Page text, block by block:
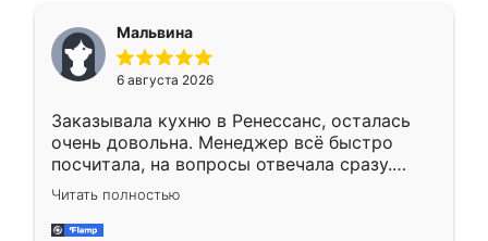
меньше, здесь же он более разнообразный.
Мне нравится ,если что-то потребуется из
мебели буду заказывать только здесь.
Мальвина
6 августа 2026
Заказывала кухню в Ренессанс, осталась
очень довольна. Менеджер всё быстро
посчитала, на вопросы отвечала сразу.
Замерщик приехал в субботу, подошёл к
делу со всей ответственностью. Собрали
за день, ребята работали аккуратно, даже
Читать полностью